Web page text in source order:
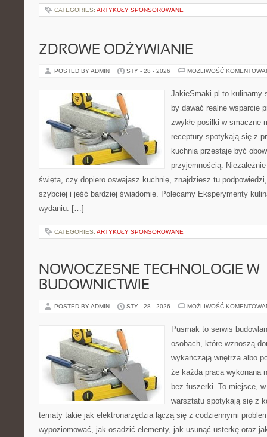
CATEGORIES: ARTYKUŁY SPONSOROWANE
ZDROWE ODŻYWIANIE
POSTED BY ADMIN STY - 28 - 2026 MOŻLIWOŚĆ
JakieSmaki.pl to kulinarny
by dawać realne wsparcie
zwykłe posiłki w smaczne
receptury spotykają się z
kuchnia przestaje być
przyjemnością.
święta, czy dopiero oswajasz kuchnię, znajdziesz tu
szybciej i jeść bardziej świadomie. Polecamy Eksperymenty
wydaniu. […]
CATEGORIES: ARTYKUŁY SPONSOROWANE
NOWOCZESNE TECHNOLOGIE W
BUDOWNICTWIE
POSTED BY ADMIN STY - 28 - 2026 MOŻLIWOŚĆ
Pusmak to serwis
osobach, które wznoszą
wykańczają wnętrza albo
że każda praca wykonana
bez fuszerki. To miejsce,
warsztatu spotykają się z
tematy takie jak elektronarzędzia łączą się z codziennymi
wypoziomować, jak osadzić elementy, jak usunąć usterkę oraz